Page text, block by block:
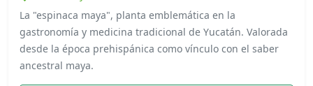
La "espinaca maya", planta emblemática en la
gastronomía y medicina tradicional de Yucatán. Valorada
desde la época prehispánica como vínculo con el saber
ancestral maya.